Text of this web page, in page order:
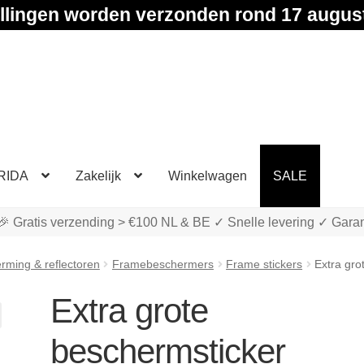
worden verzonden rond 17
Zakelijk Winkelwagen SALE
Gratis verzending > €100 NL & BE ✓ Snelle levering ✓
& reflectoren Framebeschermers Frame stickers Extra
Extra grote
beschermsticker